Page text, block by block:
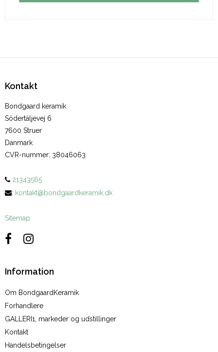
Kontakt
Bondgaard keramik
Södertäljevej 6
7600 Struer
Danmark
CVR-nummer: 38046063
21343565
: kontakt@bondgaardkeramik.dk
Sitemap
Information
Om BondgaardKeramik
Forhandlere
GALLERI1, markeder og udstillinger
Kontakt
Handelsbetingelser